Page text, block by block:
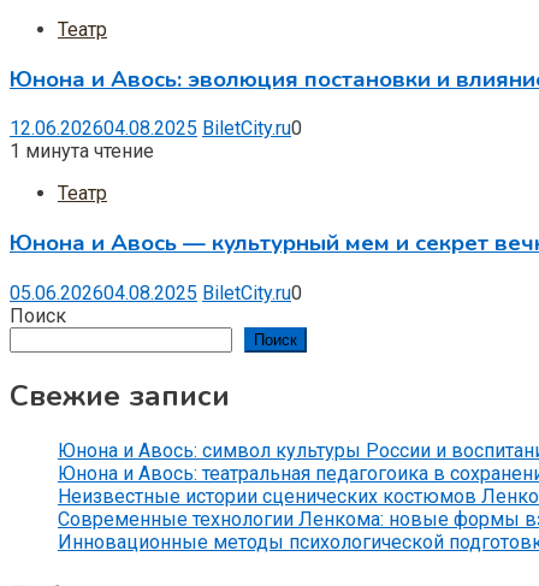
Театр
Юнона и Авось: эволюция постановки и
12.06.202604.08.2025 BiletCity.ru0
1 минута чтение
Театр
Юнона и Авось — культурный мем и секрет
05.06.202604.08.2025 BiletCity.ru0
Поиск
Поиск
Свежие записи
Юнона и Авось: символ культуры России и
Юнона и Авось: театральная педагогоика в
Неизвестные истории сценических костюмов
Современные технологии Ленкома: новые формы
Инновационные методы психологической